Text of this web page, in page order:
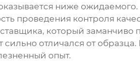
ниже
проведения контроля
который заманчиво
отличался от
опыт.